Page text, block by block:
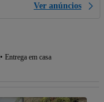
Ver anúncios
Entrega em casa